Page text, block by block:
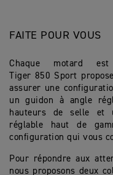
FAITE POUR VOUS
Chaque motard
Tiger 850 Sport
assurer une
un guidon à angle
hauteurs de selle et
réglable haut de
configuration qui vous
Pour répondre aux
nous proposons deux